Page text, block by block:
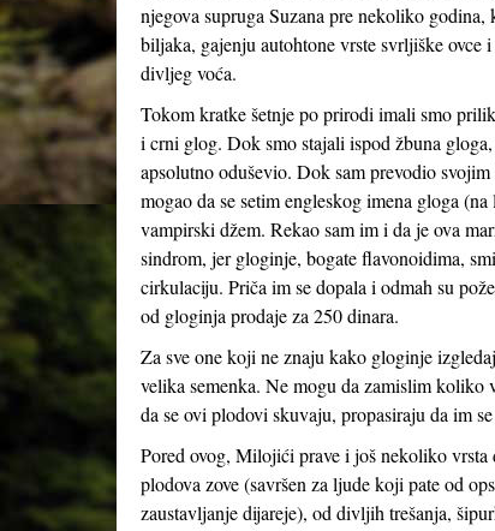
njegova supruga Suzana pre nekoliko
biljaka, gajenju autohtone vrste svrljiške
divljeg voća.
Tokom kratke šetnje po prirodi imali smo
i crni glog. Dok smo stajali ispod žbuna
apsolutno oduševio. Dok sam prevodio
mogao da se setim engleskog imena gloga
vampirski džem. Rekao sam im i da je ova
sindrom, jer gloginje, bogate flavonoidima,
cirkulaciju. Priča im se dopala i odmah su
od gloginja prodaje za 250 dinara.
Za sve one koji ne znaju kako gloginje
velika semenka. Ne mogu da zamislim koliko
da se ovi plodovi skuvaju, propasiraju da im
Pored ovog, Milojići prave i još nekoliko vrsta
plodova zove (savršen za ljude koji pate od
zaustavljanje dijareje), od divljih trešanja,